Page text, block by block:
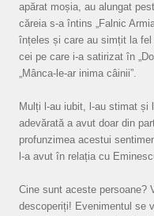
apărat moșia, au alungat
căreia s-a întins „Falnic
înțeles și care au simțit la
cei pe care i-a satirizat în
„Mânca-le-ar inima câinii”.
Mulți l-au iubit, l-au stimat și
adevărată a avut doar din
profunzimea acestui
l-a avut în relația cu
Cine sunt aceste persoane?
descoperiți! Evenimentul se